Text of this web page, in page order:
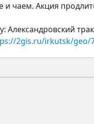
чаем. Акция
Александровский
2gis.ru/irkutsk/geo/